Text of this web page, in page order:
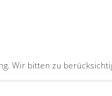
Wir bitten zu